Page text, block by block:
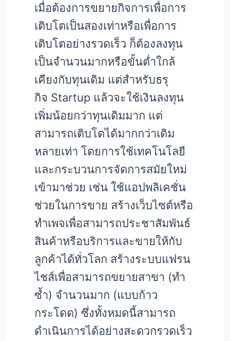
เมื่อต้องการขยายกิจการเพื่อการ
เติบโตเป็นสองเท่าหรือเพื่อการ
เติบโตอย่างรวดเร็ว ก็ต้องลงทุน
เป็นจำนวนมากหรือขั้นต่ำใกล้
เคียงกับทุนเดิม แต่สำหรับธรุ
กิจ Startup แล้วจะใช้เงินลงทุน
เพิ่มน้อยกว่าทุนเดิมมาก แต่
สามารถเติบโตได้มากกว่าเดิม
หลายเท่า โดยการใช้เทคโนโลยี
และกระบวนการจัดการสมัยใหม่
เข้ามาช่วย เช่น ใช้แอปพลิเคชั่น
ช่วยในการขาย สร้างเว็บไซต์หรือ
ทำเพจเพื่อสามารถประชาสัมพันธ์
สินค้าหรือบริการและขายให้กับ
ลูกค้าได้ทั่วโลก สร้างระบบแฟรน
ไชส์เพื่อสามารถขยายสาขา (ทำ
ซ้ำ) จำนวนมาก (แบบก้าว
กระโดด) ซึ่งทั้งหมดนี้สามารถ
ดำเนินการได้อย่างสะดวกรวดเร็ว